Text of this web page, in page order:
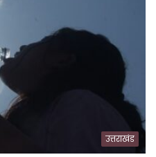
उत्तराखंड